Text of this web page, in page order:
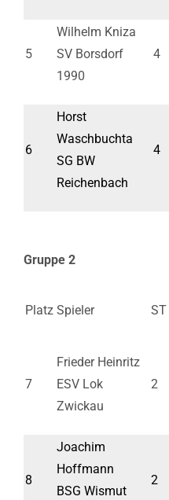
5
Wilhelm Kniza
SV Borsdorf
1990
4
6
Horst
Waschbuchta
SG BW
Reichenbach
4
Gruppe 2
Platz Spieler ST
7
Frieder Heinritz
ESV Lok
Zwickau
2
8
Joachim
Hoffmann
BSG Wismut
2